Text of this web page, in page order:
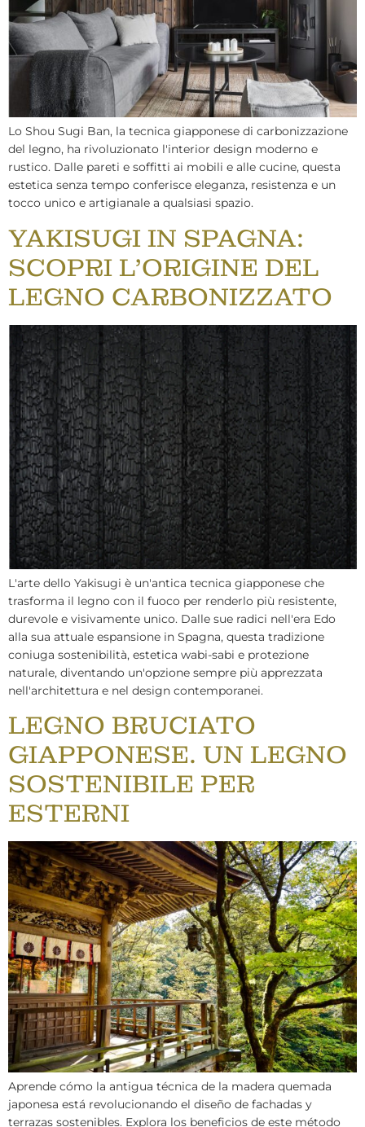
Lo Shou Sugi Ban, la tecnica giapponese di carbonizzazione
del legno, ha rivoluzionato l'interior design moderno e
rustico. Dalle pareti e soffitti ai mobili e alle cucine, questa
estetica senza tempo conferisce eleganza, resistenza e un
tocco unico e artigianale a qualsiasi spazio.
YAKISUGI IN SPAGNA:
SCOPRI L'ORIGINE DEL
LEGNO CARBONIZZATO
L'arte dello Yakisugi è un'antica tecnica giapponese che
trasforma il legno con il fuoco per renderlo più resistente,
durevole e visivamente unico. Dalle sue radici nell'era Edo
alla sua attuale espansione in Spagna, questa tradizione
coniuga sostenibilità, estetica wabi-sabi e protezione
naturale, diventando un'opzione sempre più apprezzata
nell'architettura e nel design contemporanei.
LEGNO BRUCIATO
GIAPPONESE. UN LEGNO
SOSTENIBILE PER
ESTERNI
Aprende cómo la antigua técnica de la madera quemada
japonesa está revolucionando el diseño de fachadas y
terrazas sostenibles. Explora los beneficios de este método